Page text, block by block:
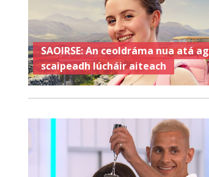
SAOIRSE: An ceoldráma nua atá ag
scaipeadh lúcháir aiteach